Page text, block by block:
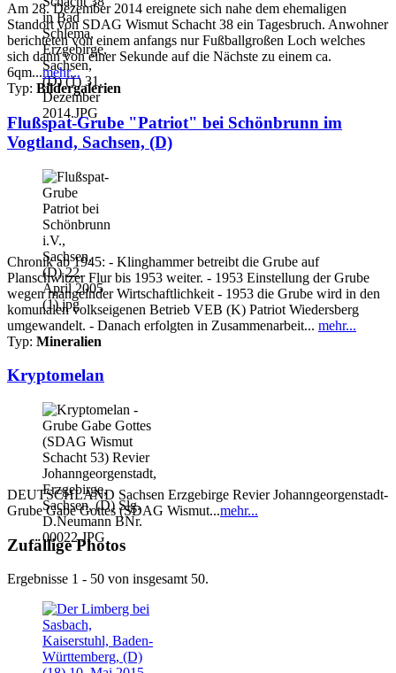
Am 28. Dezember 2014 ereignete sich nahe dem ehemaligen
Standort von SDAG Wismut Schacht 38 ein Tagesbruch. Anwohner
berichteten von einem anfangs nur Fußballgroßen Loch welches
sich dann von einer Sekunde auf die Nächste zu einem ca.
6qm...mehr...
Typ: Bildergalerien
Flußspat-Grube "Patriot" bei Schönbrunn im
Vogtland, Sachsen, (D)
Chronik ab 1945: - Klinghammer betreibt die Grube auf
Planschwitzer Flur bis 1953 weiter. - 1953 Einstellung der Grube
wegen mangelnder Wirtschaftlichkeit - 1953 die Grube wird in den
komunalen volkseigenen Betrieb VEB (K) Patriot Wiedersberg
umgewandelt. - Danach erfolgten in Zusammenarbeit... mehr...
Typ: Mineralien
Kryptomelan
DEUTSCHLAND Sachsen Erzgebirge Revier Johanngeorgenstadt-
Grube Gabe Gottes (SDAG Wismut...mehr...
Zufällige Photos
Ergebnisse 1 - 50 von insgesamt 50.